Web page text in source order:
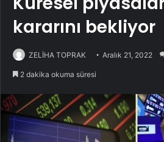
kararını bekliyor
ZELİHA TOPRAK Aralık 21, 2022
2 dakika okuma süresi